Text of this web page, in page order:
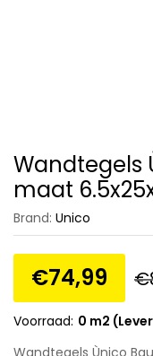
Wandtegels
maat
Brand: Unico
€74,99 €
Voorraad: 0 m2
Wandtegels Ùnico